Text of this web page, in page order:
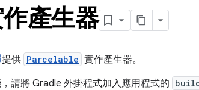
產生器
提供 Parcelable 實作產生器。
請將 Gradle 外掛程式加入應用程式的